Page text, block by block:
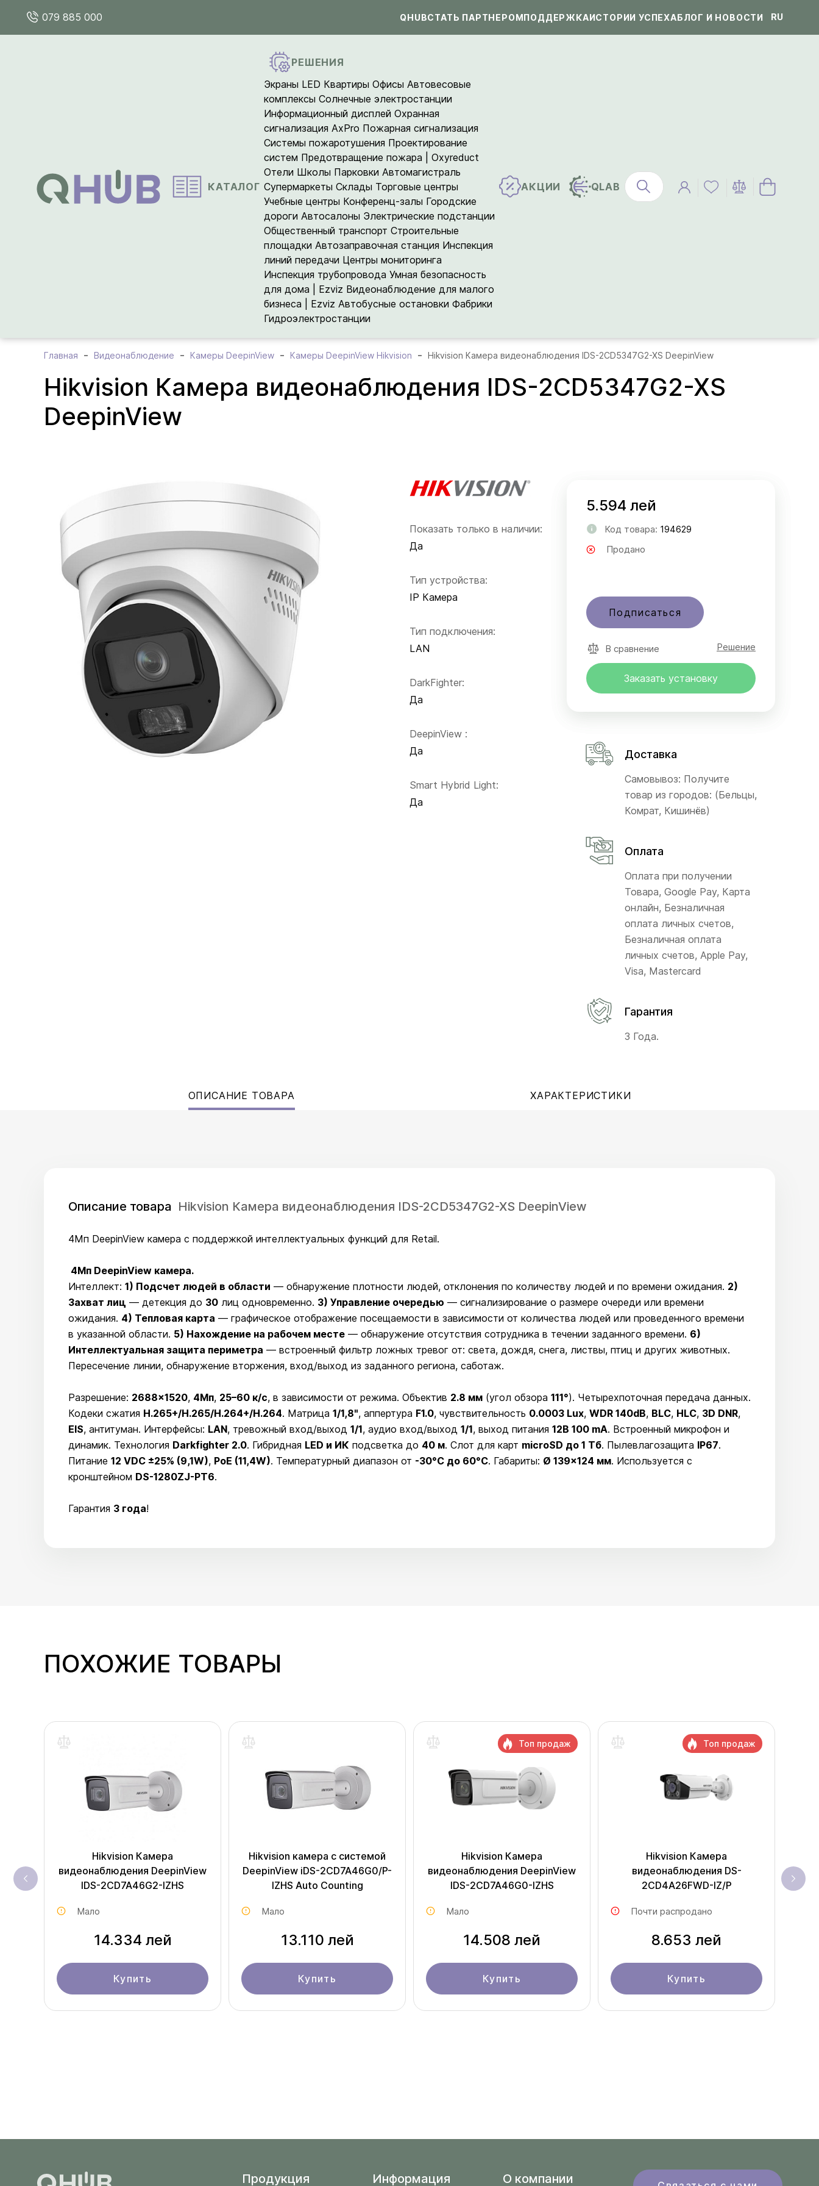
079 885 000 QHUBСТАТЬ ПАРТНЕРОМПОДДЕРЖКАИСТОРИИ УСПЕХАБЛОГ И НОВОСТИ RU
КАТАЛОГ
РЕШЕНИЯ
Экраны LED Квартиры Офисы Автовесовые
комплексыСолнечные электростанции
Информационный дисплей Охранная
сигнализация AxPro Пожарная сигнализация
Системы пожаротушения Проектирование
систем Предотвращение пожара | Oxyreduct
Отели Школы Парковки Автомагистраль
Супермаркеты Склады Торговые центры
Учебные центры Конференц-залы Городские
дороги Автосалоны Электрические подстанции
Общественный транспорт Строительные
площадки Автозаправочная станция Инспекция
линий передачи Центры мониторинга
Инспекция трубопровода Умная безопасность
для дома | Ezviz Видеонаблюдение для малого
бизнеса | Ezviz Автобусные остановки Фабрики
Гидроэлектростанции
АКЦИИ QLAB
Главная Видеонаблюдение Камеры DeepinView Камеры DeepinView Hikvision Hikvision Камера видеонаблюдения IDS-2CD5347G2-XS DeepinView
Hikvision Камера видеонаблюдения IDS-2CD5347G2-XS
DeepinView
Показать только в наличии:
Да
Тип устройства:
IP Камера
Тип подключения:
LAN
DarkFighter:
Да
DeepinView :
Да
Smart Hybrid Light:
Да
5.594 лей
Код товара: 194629
Продано
Подписаться
В сравнение Решение
Заказать установку
Доставка
Самовывоз: Получите
товар из городов: (Бельцы,
Комрат, Кишинёв)
Оплата
Оплата при получении
Товара, Google Pay, Карта
онлайн, Безналичная
оплата личных счетов,
Безналичная оплата
личных счетов, Apple Pay,
Visa, Mastercard
Гарантия
3 Года.
ОПИСАНИЕ ТОВАРА ХАРАКТЕРИСТИКИ
Описание товара Hikvision Камера видеонаблюдения IDS-2CD5347G2-XS DeepinView
4Мп DeepinView камера с поддержкой интеллектуальных функций для Retail.
4Мп DeepinView камера.
Интеллект: 1) Подсчет людей в области — обнаружение плотности людей, отклонения по количеству людей и по времени ожидания. 2)
Захват лиц — детекция до 30 лиц одновременно. 3) Управление очередью — сигнализирование о размере очереди или времени
ожидания. 4) Тепловая карта — графическое отображение посещаемости в зависимости от количества людей или проведенного времени
в указанной области. 5) Нахождение на рабочем месте — обнаружение отсутствия сотрудника в течении заданного времени. 6)
Интеллектуальная защита периметра — встроенный фильтр ложных тревог от: света, дождя, снега, листвы, птиц и других животных.
Пересечение линии, обнаружение вторжения, вход/выход из заданного региона, саботаж.
Разрешение: 2688×1520, 4Мп, 25–60 к/с, в зависимости от режима. Объектив 2.8 мм (угол обзора 111°). Четырехпоточная передача данных.
Кодеки сжатия H.265+/H.265/H.264+/H.264. Матрица 1/1,8", аппертура F1.0, чувствительность 0.0003 Lux, WDR 140dB, BLC, HLC, 3D DNR,
EIS, антитуман. Интерфейсы: LAN, тревожный вход/выход 1/1, аудио вход/выход 1/1, выход питания 12В 100 mA. Встроенный микрофон и
динамик. Технология Darkfighter 2.0. Гибридная LED и ИК подсветка до 40 м. Слот для карт microSD до 1 Тб. Пылевлагозащита IP67.
Питание 12 VDC ±25% (9,1W), PoE (11,4W). Температурный диапазон от -30°C до 60°C. Габариты: Ø 139×124 мм. Используется с
кронштейном DS-1280ZJ-PT6.
Гарантия 3 года!
ПОХОЖИЕ ТОВАРЫ
Hikvision Камера
видеонаблюдения DeepinView
IDS-2CD7A46G2-IZHS
Мало
14.334 лей
Купить
Hikvision камера с системой
DeepinView iDS-2CD7A46G0/P-
IZHS Auto Counting
Мало
13.110 лей
Купить
Hikvision Камера
видеонаблюдения DeepinView
IDS-2CD7A46G0-IZHS
Мало
14.508 лей
Купить
Топ продаж
Hikvision Камера
видеонаблюдения DS-
2CD4A26FWD-IZ/P
Почти распродано
8.653 лей
Купить
Топ продаж
Продукция Информация O компании